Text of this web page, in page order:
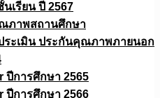
นเรียน ปี 2567
ภาพสถานศึกษา
ระเมิน ประกันคุณภาพภายนอก
ปีการศึกษา 2565
ปีการศึกษา 2566